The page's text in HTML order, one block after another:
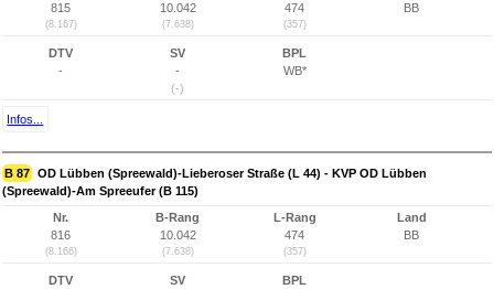
815
(8.167)
10.042
(7.638)
474
(357)
BB
DTV
-
SV
-
(-)
BPL
WB*
Infos...
B 87 OD Lübben (Spreewald)-Lieberoser Straße (L 44) - KVP OD Lübben
(Spreewald)-Am Spreeufer (B 115)
Nr.
816
(8.166)
B-Rang
10.042
(7.638)
L-Rang
474
(357)
Land
BB
DTV
SV
BPL